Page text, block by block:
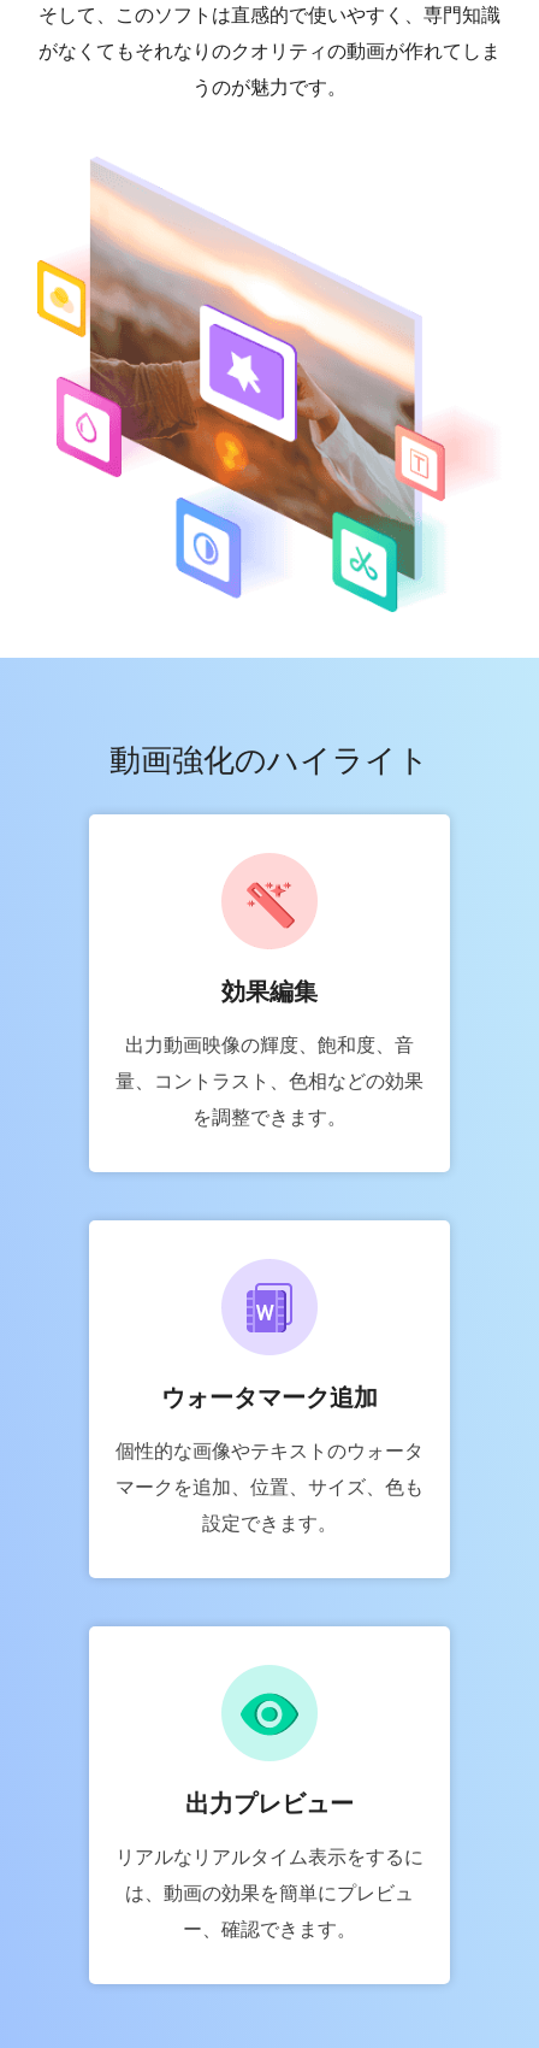
そして、このソフトは直感的で使いやすく、専門知識
がなくてもそれなりのクオリティの動画が作れてしま
うのが魅力です。
動画強化のハイライト
効果編集
出力動画映像の輝度、飽和度、音
量、コントラスト、色相などの効果
を調整できます。
ウォータマーク追加
個性的な画像やテキストのウォータ
マークを追加、位置、サイズ、色も
設定できます。
出力プレビュー
リアルなリアルタイム表示をするに
は、動画の効果を簡単にプレビュ
ー、確認できます。